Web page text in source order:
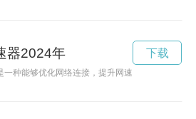
器2024年
一种能够优化网络连接，提升网速的工具，让用户
下载